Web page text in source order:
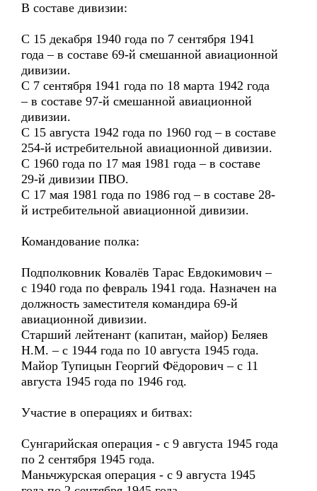
В составе дивизии:
С 15 декабря 1940 года по 7 сентября 1941
года – в составе 69-й смешанной авиационной
дивизии.
С 7 сентября 1941 года по 18 марта 1942 года
– в составе 97-й смешанной авиационной
дивизии.
С 15 августа 1942 года по 1960 год – в составе
254-й истребительной авиационной дивизии.
С 1960 года по 17 мая 1981 года – в составе
29-й дивизии ПВО.
С 17 мая 1981 года по 1986 год – в составе 28-
й истребительной авиационной дивизии.
Командование полка:
Подполковник Ковалёв Тарас Евдокимович –
с 1940 года по февраль 1941 года. Назначен на
должность заместителя командира 69-й
авиационной дивизии.
Старший лейтенант (капитан, майор) Беляев
Н.М. – с 1944 года по 10 августа 1945 года.
Майор Тупицын Георгий Фёдорович – с 11
августа 1945 года по 1946 год.
Участие в операциях и битвах:
Сунгарийская операция - с 9 августа 1945 года
по 2 сентября 1945 года.
Маньчжурская операция - с 9 августа 1945